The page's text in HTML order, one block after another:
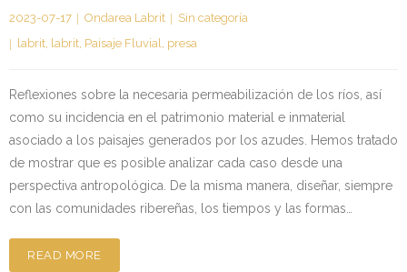
2023-07-17 Ondarea Labrit
Sin categoría
labrit, labrit, Paisaje Fluvial, presa
Reflexiones sobre la necesaria permeabilización de los ríos, así
como su incidencia en el patrimonio material e inmaterial
asociado a los paisajes generados por los azudes. Hemos tratado
de mostrar que es posible analizar cada caso desde una
perspectiva antropológica. De la misma manera, diseñar, siempre
con las comunidades ribereñas, los tiempos y las formas…
READ MORE